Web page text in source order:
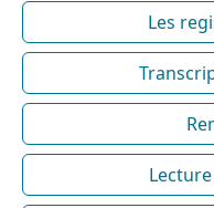
Les